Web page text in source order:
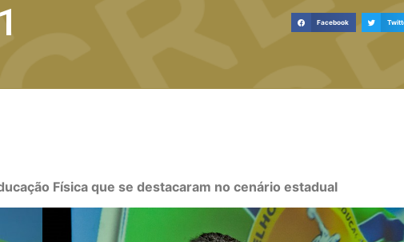
Facebook
Física que se destacaram no cenário estadual